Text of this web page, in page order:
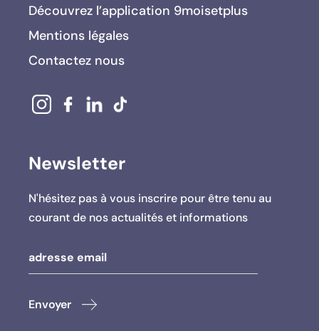
Découvrez l’application 9moisetplus
Mentions légales
Contactez nous
Newsletter
N'hésitez pas à vous inscrire pour être tenu au
courant de nos actualités et informations
Envoyer